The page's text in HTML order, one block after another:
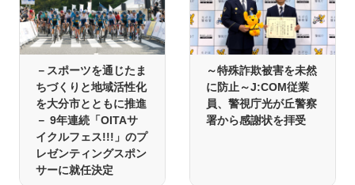
－スポーツを通じたま
ちづくりと地域活性化
を大分市とともに推進
－ 9年連続「OITAサ
イクルフェス!!!」のプ
レゼンティングスポン
サーに就任決定
～特殊詐欺被害を未然
に防止～J:COM従業
員、警視庁光が丘警察
署から感謝状を拝受